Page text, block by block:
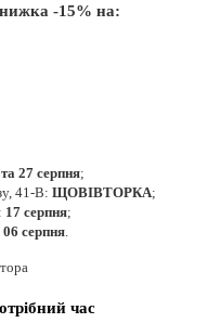
-15% на:
27 серпня;
41-В: ЩОВІВТОРКА;
17 серпня;
06 серпня
час